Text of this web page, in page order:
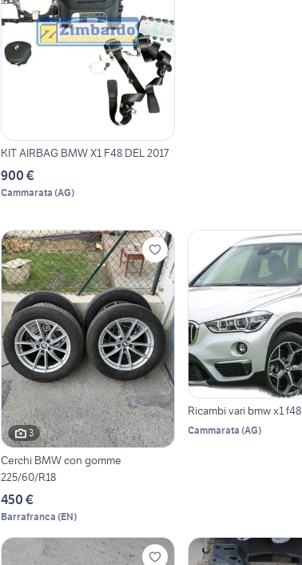
KIT AIRBAG BMW X1 F48 DEL 2017
900 €
Cammarata (AG)
3
Cerchi BMW con gomme
225/60/R18
450 €
Barrafranca (EN)
Ricambi vari bmw x1 f48
Cammarata (AG)